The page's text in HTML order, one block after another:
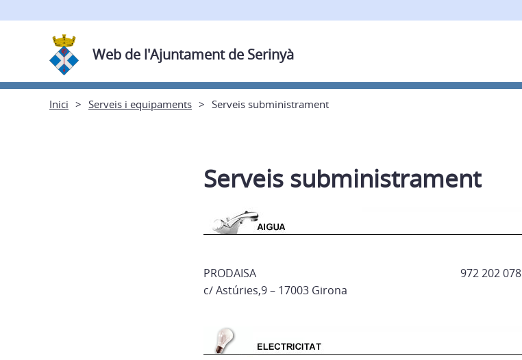
Web de l'Ajuntament de Serinyà
Inici Serveis i equipaments Serveis subministrament
Serveis subministrament
PRODAISA
c/ Astúries,9 – 17003 Girona
972 202 078